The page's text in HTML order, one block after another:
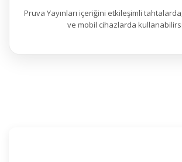
Pruva Yayınları içeriğini etkileşimli
ve mobil cihazlarda